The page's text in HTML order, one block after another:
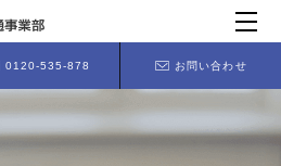
0120-535-878 お問い合わせ